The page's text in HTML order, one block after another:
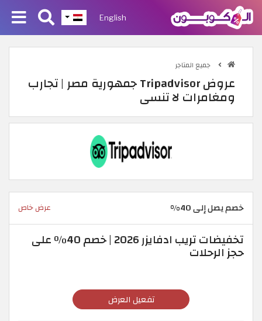
English
جميع المتاجر
عروض Tripadvisor جمهورية مصر | تجارب
ومغامرات لا تنسى
خصم يصل إلى 40% عرض خاص
تخفيضات تريب ادفايزر 2026 | خصم 40٪ على
حجز الرحلات
تفعيل العرض